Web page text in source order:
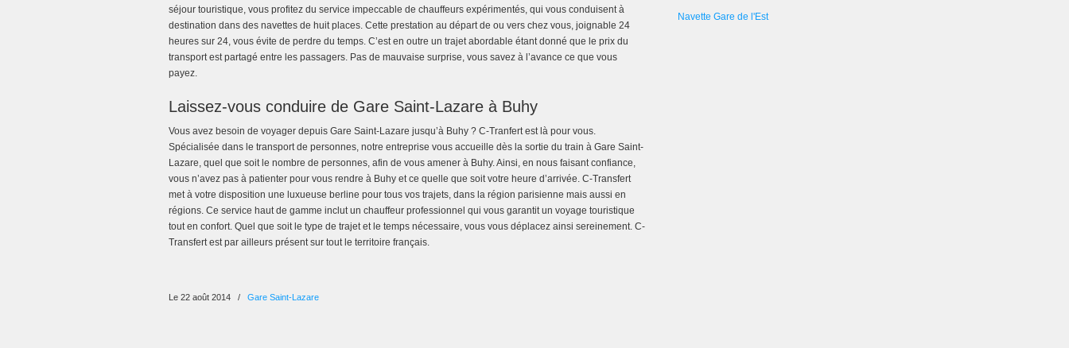
séjour touristique, vous profitez du service impeccable de chauffeurs expérimentés, qui vous conduisent à
destination dans des navettes de huit places. Cette prestation au départ de ou vers chez vous, joignable 24
heures sur 24, vous évite de perdre du temps. C’est en outre un trajet abordable étant donné que le prix du
transport est partagé entre les passagers. Pas de mauvaise surprise, vous savez à l’avance ce que vous
payez.
Laissez-vous conduire de Gare Saint-Lazare à Buhy
Vous avez besoin de voyager depuis Gare Saint-Lazare jusqu’à Buhy ? C-Tranfert est là pour vous.
Spécialisée dans le transport de personnes, notre entreprise vous accueille dès la sortie du train à Gare Saint-
Lazare, quel que soit le nombre de personnes, afin de vous amener à Buhy. Ainsi, en nous faisant confiance,
vous n’avez pas à patienter pour vous rendre à Buhy et ce quelle que soit votre heure d’arrivée. C-Transfert
met à votre disposition une luxueuse berline pour tous vos trajets, dans la région parisienne mais aussi en
régions. Ce service haut de gamme inclut un chauffeur professionnel qui vous garantit un voyage touristique
tout en confort. Quel que soit le type de trajet et le temps nécessaire, vous vous déplacez ainsi sereinement. C-
Transfert est par ailleurs présent sur tout le territoire français.
Le 22 août 2014 / Gare Saint-Lazare
Navette Gare de l'Est